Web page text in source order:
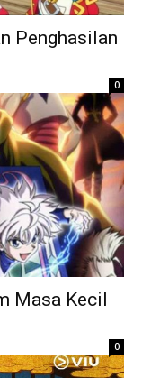
Penghasilan
0
Masa Kecil
0